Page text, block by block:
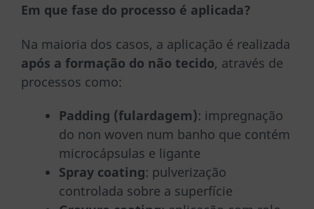
Em que fase do processo é aplicada?
Na maioria dos casos, a aplicação é realizada
após a formação do não tecido, através de
processos como:
Padding (fulardagem): impregnação
do non woven num banho que contém
microcápsulas e ligante
Spray coating: pulverização
controlada sobre a superfície